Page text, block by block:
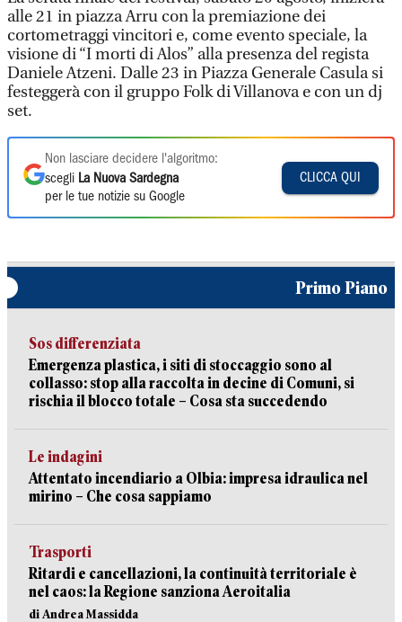
alle 21 in piazza Arru con la premiazione dei
cortometraggi vincitori e, come evento speciale, la
visione di “I morti di Alos” alla presenza del regista
Daniele Atzeni. Dalle 23 in Piazza Generale Casula si
festeggerà con il gruppo Folk di Villanova e con un dj
set.
Non lasciare decidere l'algoritmo:
scegli La Nuova Sardegna
per le tue notizie su Google
CLICCA QUI
Primo Piano
Sos differenziata
Emergenza plastica, i siti di stoccaggio sono al
collasso: stop alla raccolta in decine di Comuni, si
rischia il blocco totale – Cosa sta succedendo
Le indagini
Attentato incendiario a Olbia: impresa idraulica nel
mirino – Che cosa sappiamo
Trasporti
Ritardi e cancellazioni, la continuità territoriale è
nel caos: la Regione sanziona Aeroitalia
di Andrea Massidda